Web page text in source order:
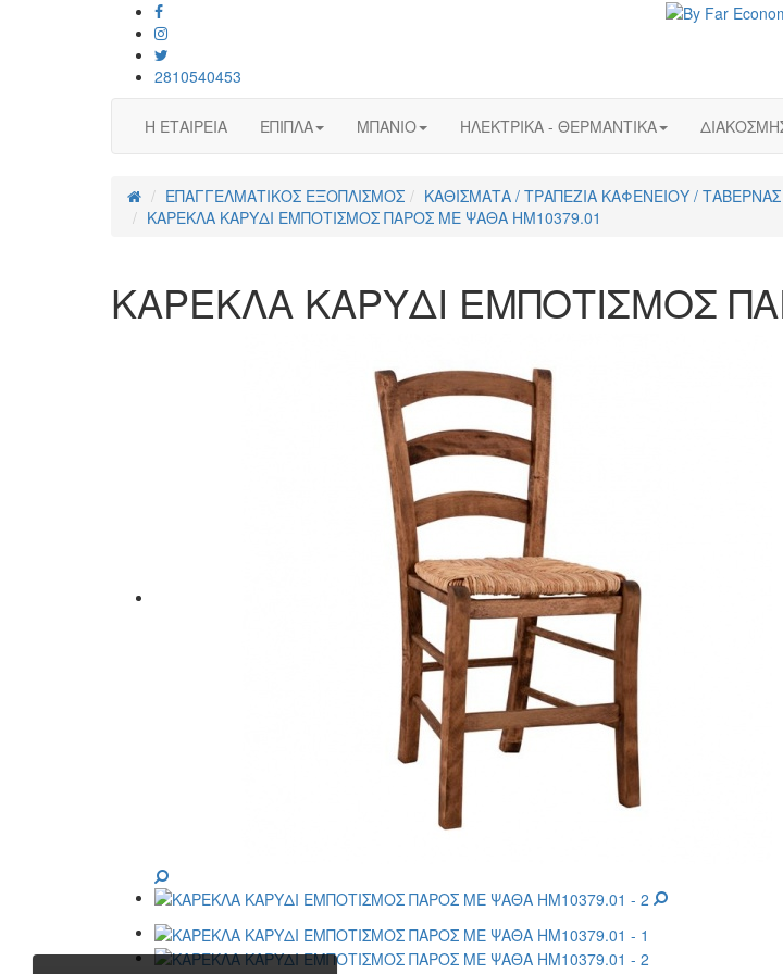
2810540453
Η ΕΤΑΙΡΕΙΑ ΕΠΙΠΛΑ ΜΠΑΝΙΟ ΗΛΕΚΤΡΙΚΑ - ΘΕΡΜΑΝΤΙΚΑ
ΕΠΑΓΓΕΛΜΑΤΙΚΟΣ ΕΞΟΠΛΙΣΜΟΣ
ΚΑΘΙΣΜΑΤΑ / ΤΡΑΠΕΖΙΑ ΚΑΦΕΝΕΙΟΥ / ΤΑΒΕΡΝΑΣ
ΚΑΡΕΚΛΑ ΚΑΡΥΔΙ ΕΜΠΟΤΙΣΜΟΣ ΠΑΡΟΣ ΜΕ ΨΑΘΑ HM10379.01
ΚΑΡΕΚΛΑ ΚΑΡΥΔΙ ΕΜΠΟΤΙΣΜΟΣ